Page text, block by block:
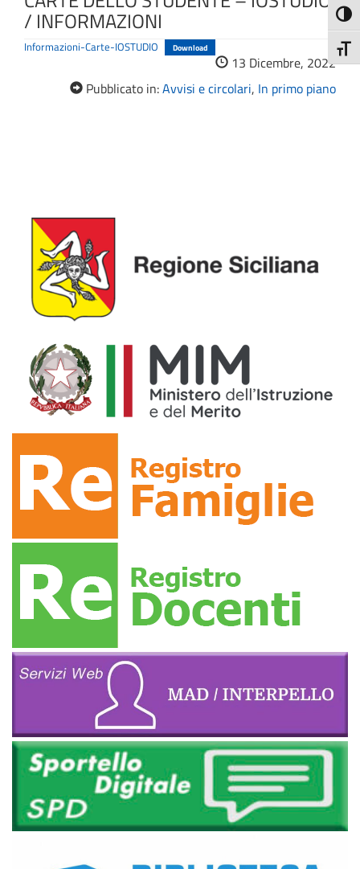
/ INFORMAZIONI
Informazioni-Carte-IOSTUDIO Download
13 Dicembre, 2022
Pubblicato in:Avvisi e circolari, In primo piano